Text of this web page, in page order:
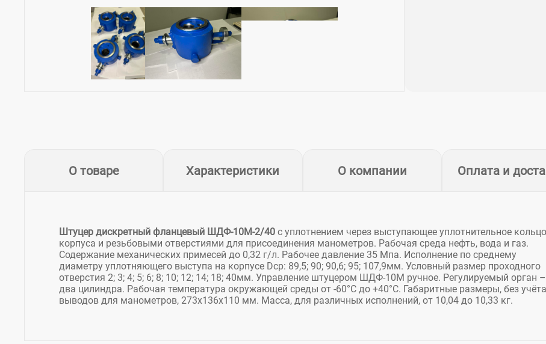
О товаре Характеристики О компании Оплата и
Штуцер дискретный фланцевый ШДФ-10М-2/40 с уплотнением через выступающее уплотнительное кольцо
корпуса и резьбовыми отверстиями для присоединения манометров. Рабочая среда нефть, вода и газ.
Содержание механических примесей до 0,32 г/л. Рабочее давление 35 Мпа. Исполнение по среднему
диаметру уплотняющего выступа на корпусе Dср: 89,5; 90; 90,6; 95; 107,9мм. Условный размер проходного
отверстия 2; 3; 4; 5; 6; 8; 10; 12; 14; 18; 40мм. Управление штуцером ШДФ-10М ручное. Регулируемый орган –
два цилиндра. Рабочая температура окружающей среды от -60°С до +40°С. Габаритные размеры, без учёта
выводов для манометров, 273х136х110 мм. Масса, для различных исполнений, от 10,04 до 10,33 кг.